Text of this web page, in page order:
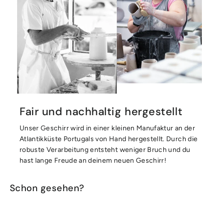
Fair und nachhaltig hergestellt
Unser Geschirr wird in einer kleinen Manufaktur an der
Atlantikküste Portugals von Hand hergestellt. Durch die
robuste Verarbeitung entsteht weniger Bruch und du
hast lange Freude an deinem neuen Geschirr!
Schon gesehen?